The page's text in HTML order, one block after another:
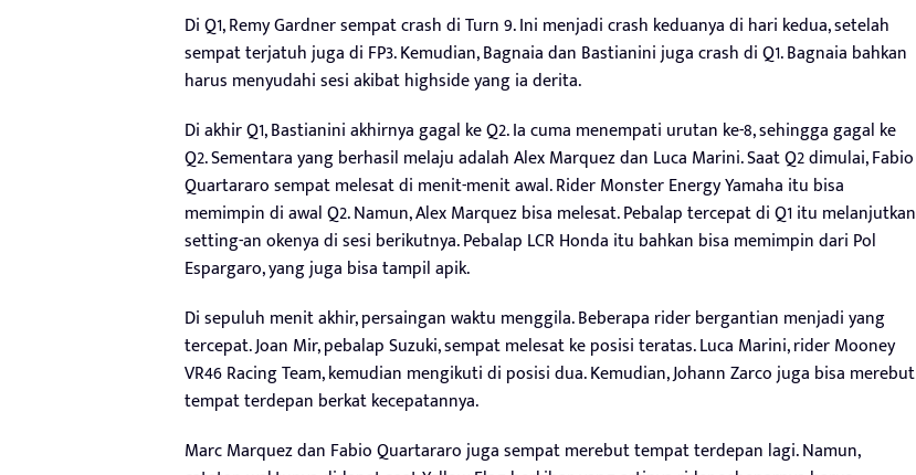
Di Q1, Remy Gardner sempat crash di Turn 9. Ini menjadi crash keduanya di hari kedua, setelah
sempat terjatuh juga di FP3. Kemudian, Bagnaia dan Bastianini juga crash di Q1. Bagnaia bahkan
harus menyudahi sesi akibat highside yang ia derita.
Di akhir Q1, Bastianini akhirnya gagal ke Q2. Ia cuma menempati urutan ke-8, sehingga gagal ke
Q2. Sementara yang berhasil melaju adalah Alex Marquez dan Luca Marini. Saat Q2 dimulai, Fabio
Quartararo sempat melesat di menit-menit awal. Rider Monster Energy Yamaha itu bisa
memimpin di awal Q2. Namun, Alex Marquez bisa melesat. Pebalap tercepat di Q1 itu melanjutkan
setting-an okenya di sesi berikutnya. Pebalap LCR Honda itu bahkan bisa memimpin dari Pol
Espargaro, yang juga bisa tampil apik.
Di sepuluh menit akhir, persaingan waktu menggila. Beberapa rider bergantian menjadi yang
tercepat. Joan Mir, pebalap Suzuki, sempat melesat ke posisi teratas. Luca Marini, rider Mooney
VR46 Racing Team, kemudian mengikuti di posisi dua. Kemudian, Johann Zarco juga bisa merebut
tempat terdepan berkat kecepatannya.
Marc Marquez dan Fabio Quartararo juga sempat merebut tempat terdepan lagi. Namun,